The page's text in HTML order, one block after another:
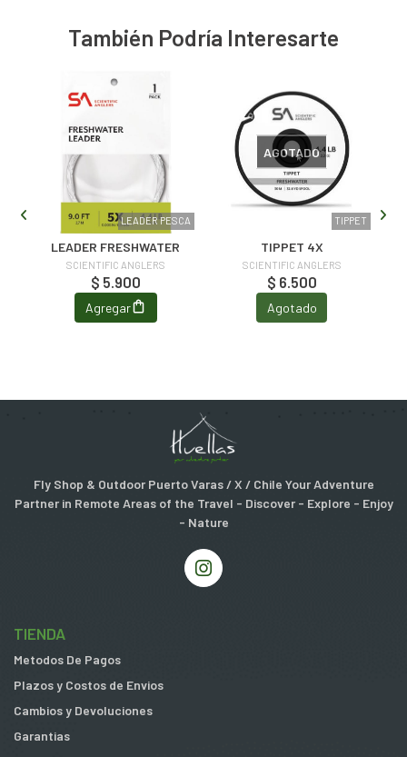
También Podría Interesarte
LEADER PESCA
LEADER FRESHWATER
SCIENTIFIC ANGLERS
$ 5.900
Agregar
TIPPET
AGOTADO
TIPPET 4X
SCIENTIFIC ANGLERS
$ 6.500
Agotado
Fly Shop & Outdoor Puerto Varas / X / Chile Your Adventure
Partner in Remote Areas of the Travel - Discover - Explore - Enjoy
- Nature
TIENDA
Metodos De Pagos
Plazos y Costos de Envios
Cambios y Devoluciones
Garantias